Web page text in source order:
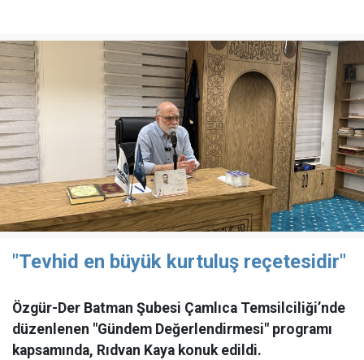
"Tevhid en büyük kurtuluş reçetesidir"
Özgür-Der Batman Şubesi Çamlıca Temsilciliği’nde
düzenlenen "Gündem Değerlendirmesi" programı
kapsamında, Rıdvan Kaya konuk edildi.